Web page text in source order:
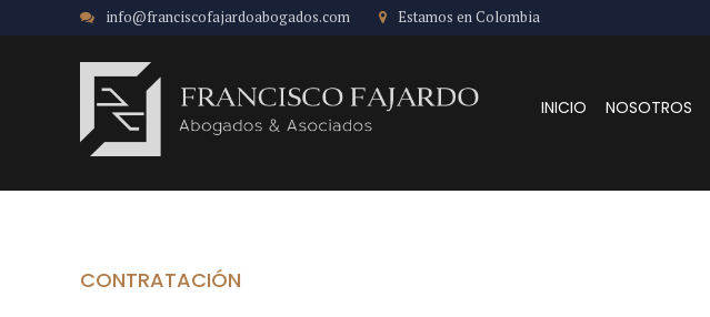
info@franciscofajardoabogados.com Estamos en Colombia
INICIO NOSOTROS
CONTRATACIÓN